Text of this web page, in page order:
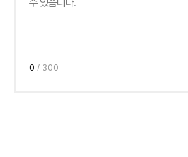
0 / 300